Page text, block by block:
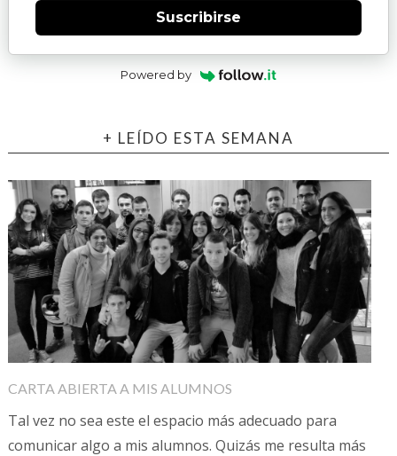
Suscribirse
Powered by
+ LEÍDO ESTA SEMANA
CARTA ABIERTA A MIS ALUMNOS
Tal vez no sea este el espacio más adecuado para
comunicar algo a mis alumnos. Quizás me resulta más